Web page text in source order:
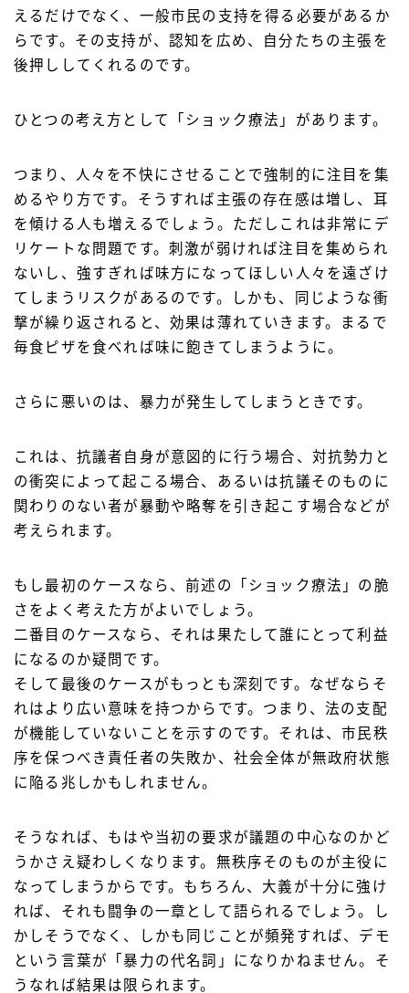
えるだけでなく、一般市民の支持を得る必要があるか
らです。その支持が、認知を広め、自分たちの主張を
後押ししてくれるのです。
ひとつの考え方として「ショック療法」があります。
つまり、人々を不快にさせることで強制的に注目を集
めるやり方です。そうすれば主張の存在感は増し、耳
を傾ける人も増えるでしょう。ただしこれは非常にデ
リケートな問題です。刺激が弱ければ注目を集められ
ないし、強すぎれば味方になってほしい人々を遠ざけ
てしまうリスクがあるのです。しかも、同じような衝
撃が繰り返されると、効果は薄れていきます。まるで
毎食ピザを食べれば味に飽きてしまうように。
さらに悪いのは、暴力が発生してしまうときです。
これは、抗議者自身が意図的に行う場合、対抗勢力と
の衝突によって起こる場合、あるいは抗議そのものに
関わりのない者が暴動や略奪を引き起こす場合などが
考えられます。
もし最初のケースなら、前述の「ショック療法」の脆
さをよく考えた方がよいでしょう。
二番目のケースなら、それは果たして誰にとって利益
になるのか疑問です。
そして最後のケースがもっとも深刻です。なぜならそ
れはより広い意味を持つからです。つまり、法の支配
が機能していないことを示すのです。それは、市民秩
序を保つべき責任者の失敗か、社会全体が無政府状態
に陥る兆しかもしれません。
そうなれば、もはや当初の要求が議題の中心なのかど
うかさえ疑わしくなります。無秩序そのものが主役に
なってしまうからです。もちろん、大義が十分に強け
れば、それも闘争の一章として語られるでしょう。し
かしそうでなく、しかも同じことが頻発すれば、デモ
という言葉が「暴力の代名詞」になりかねません。そ
うなれば結果は限られます。